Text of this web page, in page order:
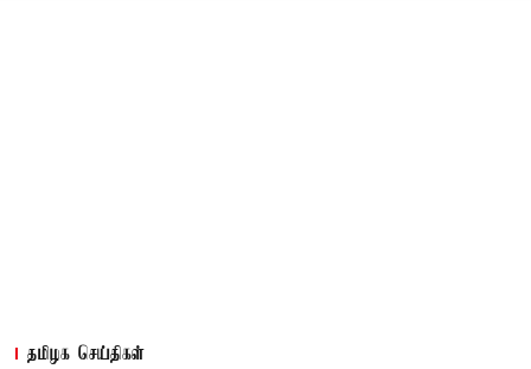
தமிழக செய்திகள்